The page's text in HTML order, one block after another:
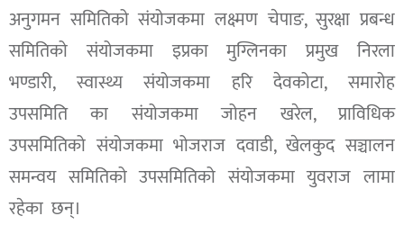
अनुगमन समितिको संयोजकमा लक्ष्मण चेपाङ, सुरक्षा प्रबन्ध
समितिको संयोजकमा इप्रका मुग्लिनका प्रमुख निरला
भण्डारी, स्वास्थ्य संयोजकमा हरि देवकोटा, समारोह
उपसमिति का संयोजकमा जोहन खरेल, प्राविधिक
उपसमितिको संयोजकमा भोजराज दवाडी, खेलकुद सञ्चालन
समन्वय समितिको उपसमितिको संयोजकमा युवराज लामा
रहेका छन्।